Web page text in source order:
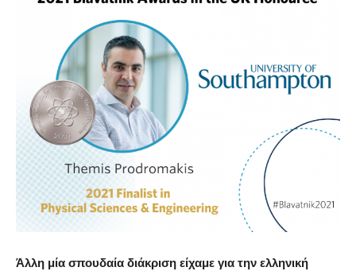
Άλλη μία σπουδαία διάκριση είχαμε για την ελληνική